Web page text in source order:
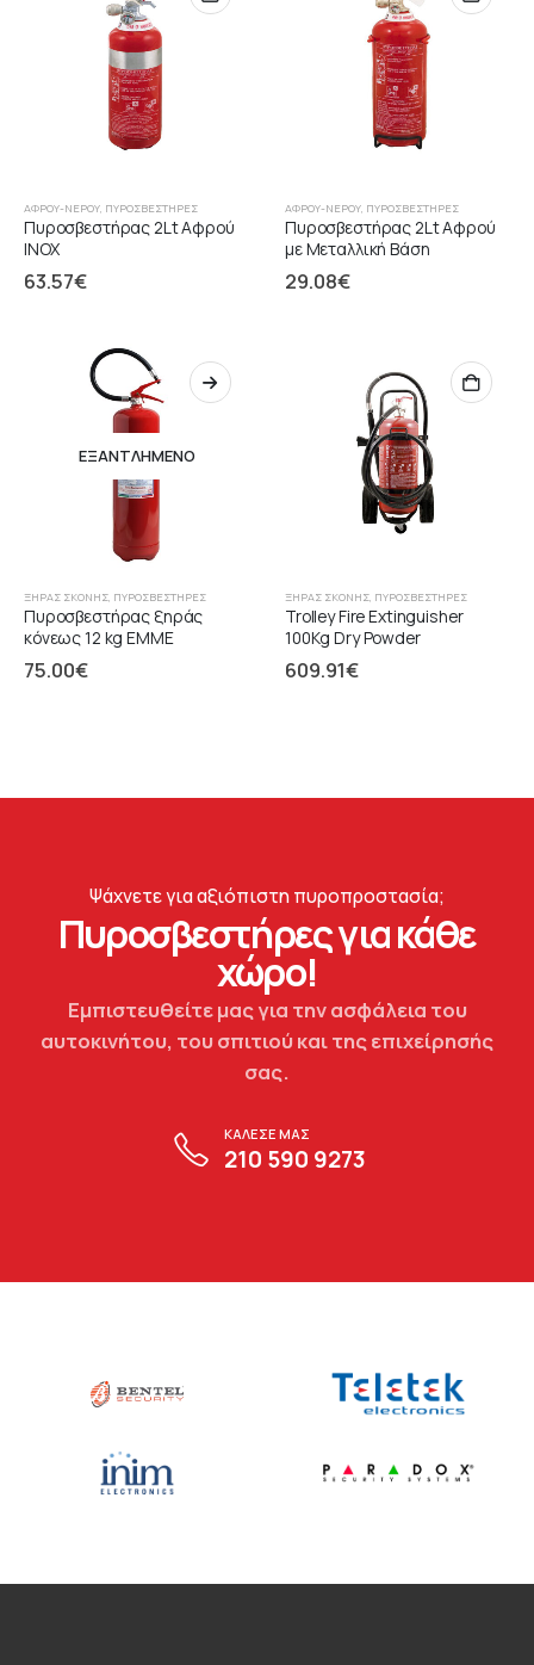
ΑΦΡΟΎ-ΝΕΡΟΎ, ΠΥΡΟΣΒΕΣΤΉΡΕΣ
Πυροσβεστήρας 2Lt Αφρού
INOX
63.57€
ΑΦΡΟΎ-ΝΕΡΟΎ, ΠΥΡΟΣΒΕΣΤΉΡΕΣ
Πυροσβεστήρας 2Lt Αφρού
με Μεταλλική Βάση
29.08€
ΕΞΑΝΤΛΗΜΈΝΟ
ΞΉΡΑΣ ΣΚΌΝΗΣ, ΠΥΡΟΣΒΕΣΤΉΡΕΣ
Πυροσβεστήρας ξηράς
κόνεως 12 kg EMME
75.00€
ΞΉΡΑΣ ΣΚΌΝΗΣ, ΠΥΡΟΣΒΕΣΤΉΡΕΣ
Trolley Fire Extinguisher
100Kg Dry Powder
609.91€
Ψάχνετε για αξιόπιστη πυροπροστασία;
Πυροσβεστήρες για κάθε
χώρο!
Εμπιστευθείτε μας για την ασφάλεια του
αυτοκινήτου, του σπιτιού και της επιχείρησής
σας.
ΚΑΛΕΣΕ ΜΑΣ
210 590 9273